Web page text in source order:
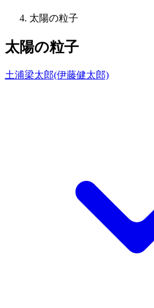
太陽の粒子
太陽の粒子
土浦梁太郎(伊藤健太郎)